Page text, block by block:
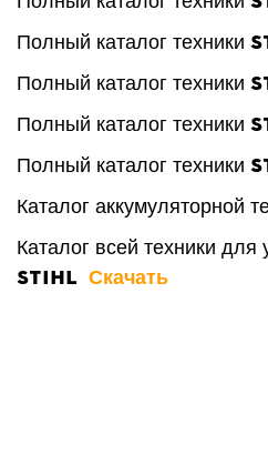
Полный каталог техники
Полный каталог техники
Полный каталог техники
Полный каталог техники
Каталог аккумуляторной
Каталог всей техники для
STIHL Скачать